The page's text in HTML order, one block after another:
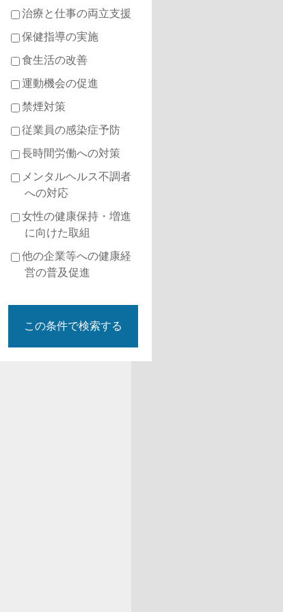
治療と仕事の両立支援
保健指導の実施
食生活の改善
運動機会の促進
禁煙対策
従業員の感染症予防
長時間労働への対策
メンタルヘルス不調者
への対応
女性の健康保持・増進
に向けた取組
他の企業等への健康経
営の普及促進